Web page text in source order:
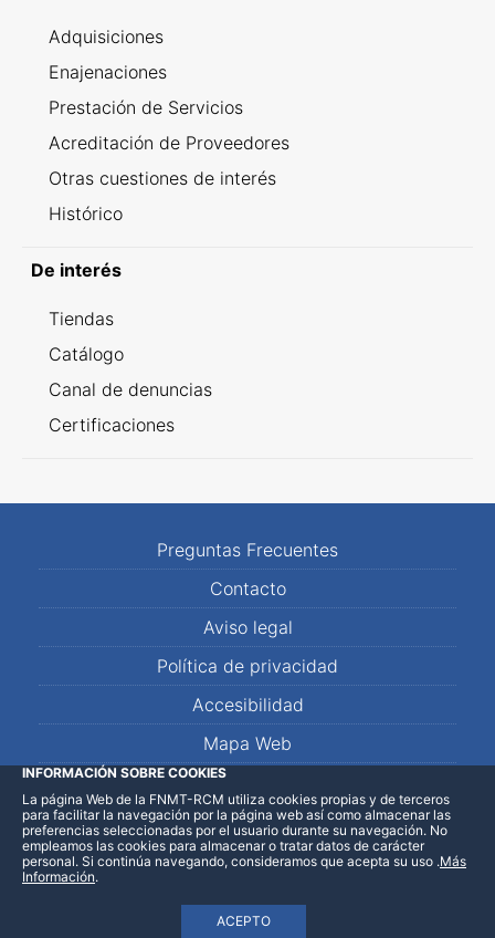
Adquisiciones
Enajenaciones
Prestación de Servicios
Acreditación de Proveedores
Otras cuestiones de interés
Histórico
De interés
Tiendas
Catálogo
Canal de denuncias
Certificaciones
Preguntas Frecuentes
Contacto
Aviso legal
Política de privacidad
Accesibilidad
Mapa Web
LinkedInFacebookWhatsApp
INFORMACIÓN SOBRE COOKIES
La página Web de la FNMT-RCM utiliza cookies propias y de terceros
para facilitar la navegación por la página web así como almacenar las
preferencias seleccionadas por el usuario durante su navegación. No
empleamos las cookies para almacenar o tratar datos de carácter
personal. Si continúa navegando, consideramos que acepta su uso
ACEPTO
.Más
Información.